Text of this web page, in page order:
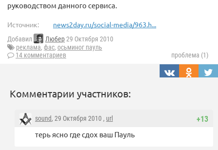
руководством данного сервиса.
Источник: news2day.ru/social-media/963.h...
Добавил Любер29 Октября 2010
реклама, фас, осьминог пауль
14 комментариев
проблема (1)
Комментарии участников:
+13
sound, 29 Октября 2010 , url
терь ясно где сдох ваш Пауль